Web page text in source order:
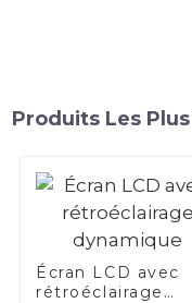
Produits Les
Écran LCD avec
rétroéclairage